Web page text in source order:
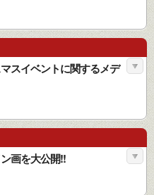
スイベントに関するメデ
画を大公開!!